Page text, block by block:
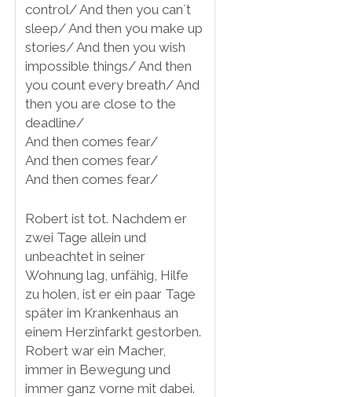
control/ And then you can´t
sleep/ And then you make up
stories/ And then you wish
impossible things/ And then
you count every breath/ And
then you are close to the
deadline/
And then comes fear/
And then comes fear/
And then comes fear/
Robert ist tot. Nachdem er
zwei Tage allein und
unbeachtet in seiner
Wohnung lag, unfähig, Hilfe
zu holen, ist er ein paar Tage
später im Krankenhaus an
einem Herzinfarkt gestorben.
Robert war ein Macher,
immer in Bewegung und
immer ganz vorne mit dabei.